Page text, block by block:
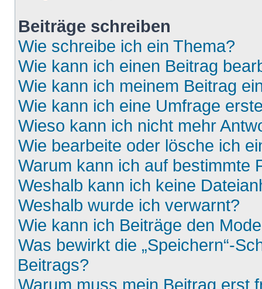
Beiträge schreiben
Wie schreibe ich ein Thema?
Wie kann ich einen Beitrag
Wie kann ich meinem Beitrag
Wie kann ich eine Umfrage
Wieso kann ich nicht mehr
Wie bearbeite oder lösche ich
Warum kann ich auf bestimmte
Weshalb kann ich keine
Weshalb wurde ich verwarnt?
Wie kann ich Beiträge den
Was bewirkt die „Speichern“-
Beitrags?
Warum muss mein Beitrag erst